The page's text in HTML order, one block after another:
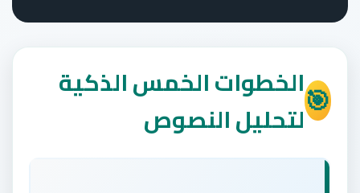
🎯الخطوات الخمس الذكية
لتحليل النصوص